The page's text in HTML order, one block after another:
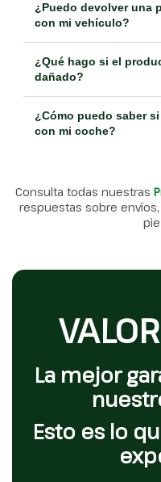
¿Puedo devolver una
con mi vehículo?
¿Qué hago si el
dañado?
¿Cómo puedo saber
con mi coche?
Consulta todas nuestras
respuestas sobre
La mejor
Esto es lo